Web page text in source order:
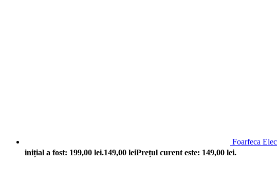
Foarfeca
inițial a fost: 199,00 lei.149,00 leiPrețul curent este: 149,00 lei.